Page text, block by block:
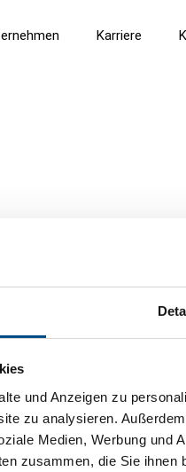
und Anzeigen zu
zu analysieren.
Medien, Werbung und
zusammen, die Sie
Karriere